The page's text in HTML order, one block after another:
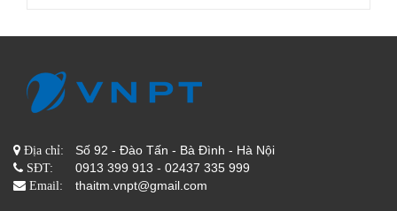
Địa chỉ: Số 92 - Đào Tấn - Bà Đình - Hà Nội
SĐT: 0913 399 913 - 02437 335 999
Email: thaitm.vnpt@gmail.com